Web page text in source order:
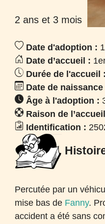
2 ans et 3 mois
Date d'adoption :
Date d’accueil :
Durée de l'accueil :
Date de naissance
Âge à l'adoption :
Raison de
Identification :
Percutée par un
mise bas de Fanny.
accident a été sans